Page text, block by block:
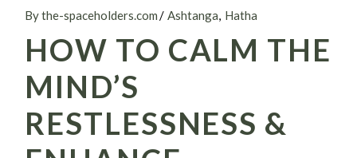
By the-spaceholders.com Ashtanga Hatha
HOW TO CALM THE
MIND’S
RESTLESSNESS &